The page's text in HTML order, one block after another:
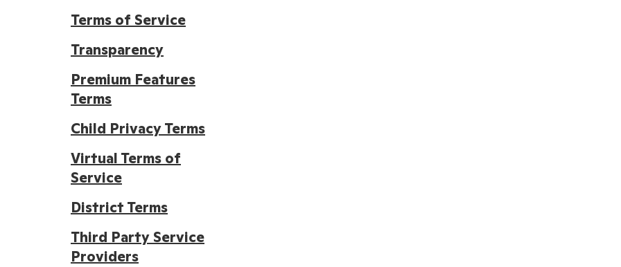
Terms of Service
Transparency
Premium Features
Terms
Child Privacy Terms
Virtual Terms of
Service
District Terms
Third Party Service
Providers